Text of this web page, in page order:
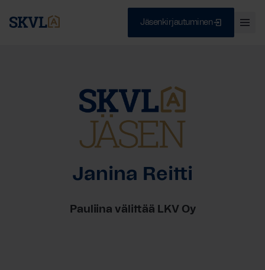
Jäsenkirjautuminen
Janina Reitti
Pauliina välittää LKV Oy